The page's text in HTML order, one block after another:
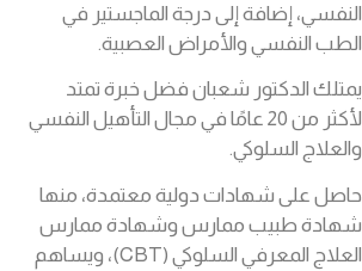
النفسي، إضافة إلى درجة الماجستير في
الطب النفسي والأمراض العصبية.
يمتلك الدكتور شعبان فضل خبرة تمتد
لأكثر من 20 عامًا في مجال التأهيل النفسي
والعلاج السلوكي.
حاصل على شهادات دولية معتمدة، منها
شهادة طبيب ممارس وشهادة ممارس
العلاج المعرفي السلوكي (CBT)، ويساهم